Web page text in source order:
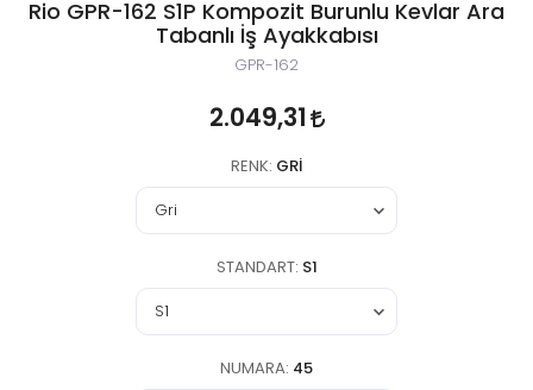
Rio GPR-162 S1P Kompozit Burunlu Kevlar Ara
Tabanlı İş Ayakkabısı
GPR-162
2.049,31
RENK: GRI
STANDART: S1
NUMARA: 45